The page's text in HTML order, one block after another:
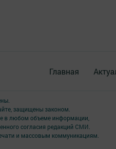
Главная
защищены законом.
в любом объеме информации,
согласия редакций СМИ.
и массовым коммуникациям.